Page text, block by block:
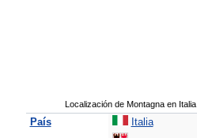
Localización de Montagna en Italia
País
Italia